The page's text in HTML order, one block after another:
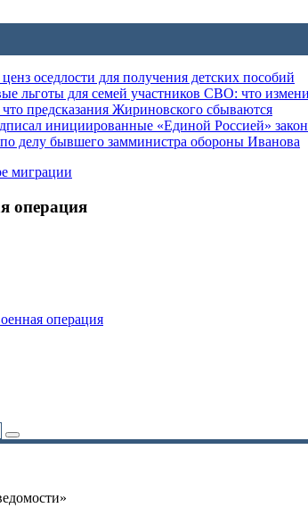
оседлости для получения детских пособий
льготы для семей участников СВО: что
предсказания Жириновского сбываются
инициированные «Единой Россией»
делу бывшего замминистра обороны Иванова
операция
операция